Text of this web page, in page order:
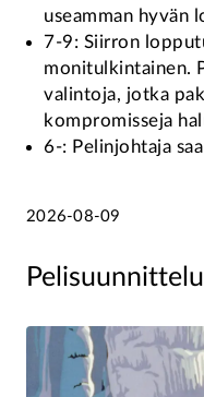
useamman hyvän
7-9: Siirron
monitulkintainen.
valintoja, jotka
kompromisseja
6-: Pelinjohtaja
2026-08-09